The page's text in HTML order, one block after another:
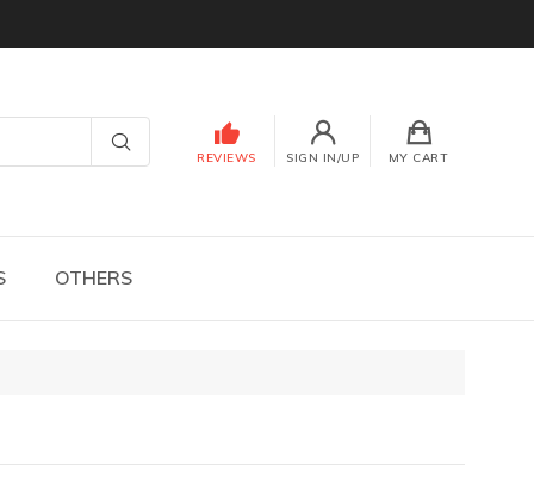
REVIEWS SIGN IN/UP MY CART
OTHERS